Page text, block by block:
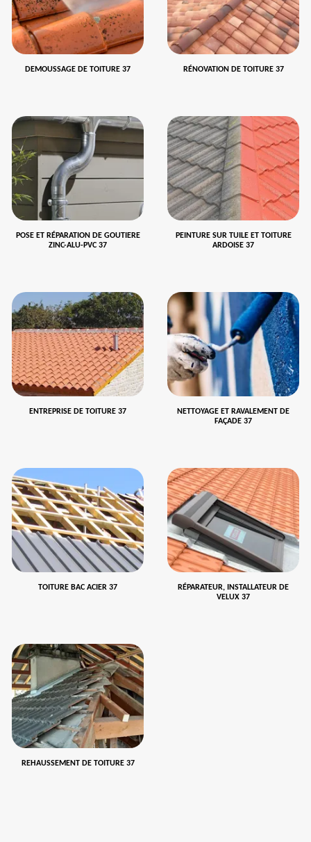
DEMOUSSAGE DE TOITURE 37 RÉNOVATION DE TOITURE 37
POSE ET RÉPARATION DE GOUTIERE
ZINC-ALU-PVC 37
PEINTURE SUR TUILE ET TOITURE
ARDOISE 37
ENTREPRISE DE TOITURE 37
NETTOYAGE ET RAVALEMENT DE
FAÇADE 37
TOITURE BAC ACIER 37
RÉPARATEUR, INSTALLATEUR DE
VELUX 37
REHAUSSEMENT DE TOITURE 37